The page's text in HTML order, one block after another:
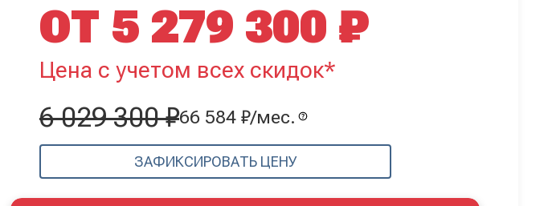
ОТ 5 279 300 ₽
Цена с учетом всех скидок*
6 029 300 ₽66 584 ₽/мес.
ЗАФИКСИРОВАТЬ ЦЕНУ